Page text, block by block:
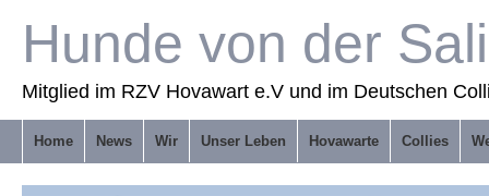
Hunde von der
Mitglied im RZV Hovawart e.V und im Deutschen
Home News Wir Unser Leben Hovawarte Collies